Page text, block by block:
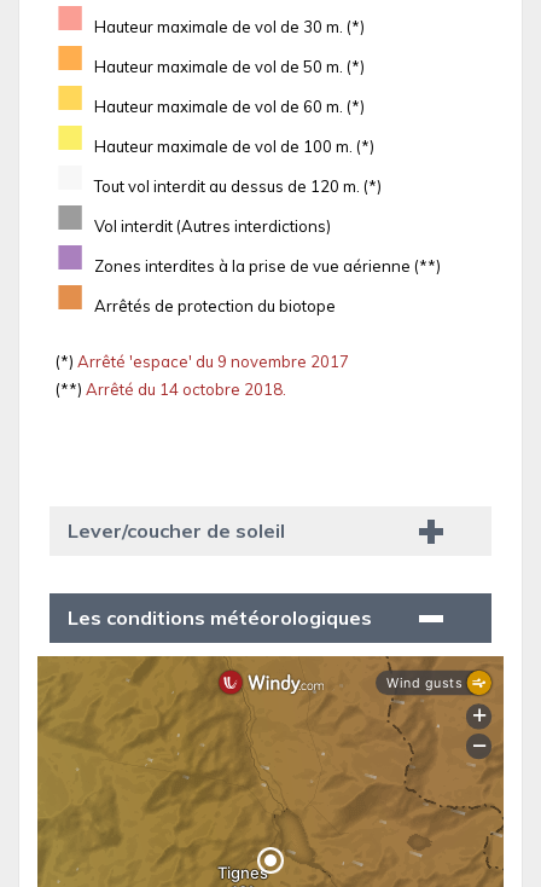
■ Hauteur maximale de vol de 30 m. (*)
■ Hauteur maximale de vol de 50 m. (*)
■ Hauteur maximale de vol de 60 m. (*)
■ Hauteur maximale de vol de 100 m. (*)
Tout vol interdit au dessus de 120 m. (*)
■ Vol interdit (Autres interdictions)
■ Zones interdites à la prise de vue aérienne (**)
■ Arrêtés de protection du biotope
(*) Arrêté 'espace' du 9 novembre 2017
(**) Arrêté du 14 octobre 2018.
Lever/coucher de soleil
Les conditions météorologiques